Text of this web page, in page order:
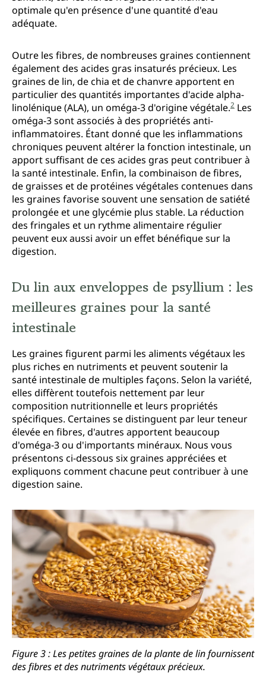
optimale qu'en présence d'une quantité d'eau
adéquate.
Outre les fibres, de nombreuses graines contiennent
également des acides gras insaturés précieux. Les
graines de lin, de chia et de chanvre apportent en
particulier des quantités importantes d'acide alpha-
linolénique (ALA), un oméga-3 d'origine végétale.2 Les
oméga-3 sont associés à des propriétés anti-
inflammatoires. Étant donné que les inflammations
chroniques peuvent altérer la fonction intestinale, un
apport suffisant de ces acides gras peut contribuer à
la santé intestinale. Enfin, la combinaison de fibres,
de graisses et de protéines végétales contenues dans
les graines favorise souvent une sensation de satiété
prolongée et une glycémie plus stable. La réduction
des fringales et un rythme alimentaire régulier
peuvent eux aussi avoir un effet bénéfique sur la
digestion.
Du lin aux enveloppes de psyllium : les
meilleures graines pour la santé
intestinale
Les graines figurent parmi les aliments végétaux les
plus riches en nutriments et peuvent soutenir la
santé intestinale de multiples façons. Selon la variété,
elles diffèrent toutefois nettement par leur
composition nutritionnelle et leurs propriétés
spécifiques. Certaines se distinguent par leur teneur
élevée en fibres, d'autres apportent beaucoup
d'oméga-3 ou d'importants minéraux. Nous vous
présentons ci-dessous six graines appréciées et
expliquons comment chacune peut contribuer à une
digestion saine.
Figure 3 : Les petites graines de la plante de lin fournissent
des fibres et des nutriments végétaux précieux.